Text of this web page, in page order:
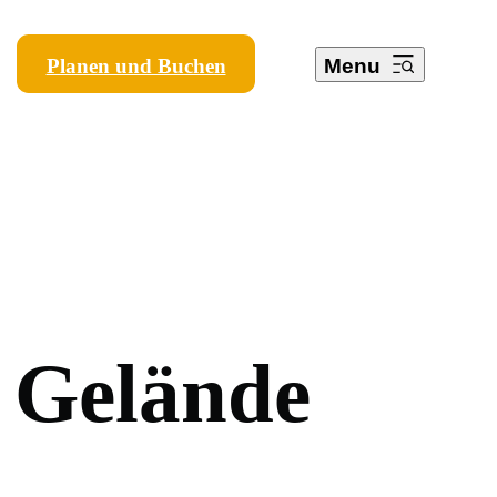
Planen und Buchen Menu
Gelände